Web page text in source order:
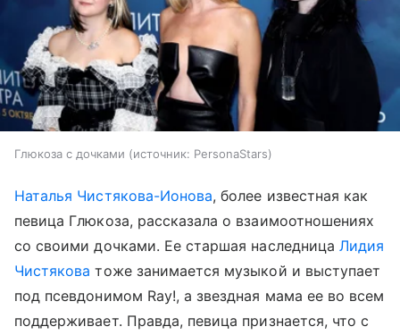
Глюкоза с дочками источник: PersonaStars
Наталья Чистякова-Ионова, более известная как
певица Глюкоза, рассказала о взаимоотношениях
со своими дочками. Ее старшая наследница Лидия
Чистякова тоже занимается музыкой и выступает
под псевдонимом Ray!, а звездная мама ее во всем
поддерживает. Правда, певица признается, что с